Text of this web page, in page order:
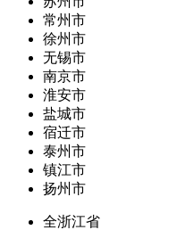
常州市
徐州市
无锡市
南京市
淮安市
盐城市
宿迁市
泰州市
镇江市
扬州市
全浙江省